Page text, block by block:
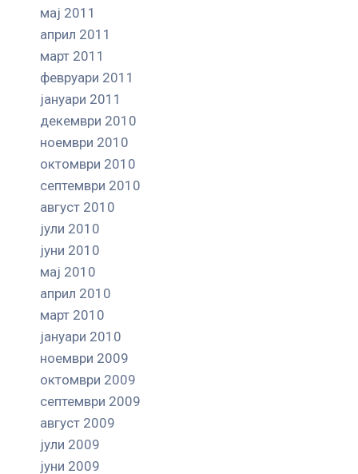
мај 2011
април 2011
март 2011
февруари 2011
јануари 2011
декември 2010
ноември 2010
октомври 2010
септември 2010
август 2010
јули 2010
јуни 2010
мај 2010
април 2010
март 2010
јануари 2010
ноември 2009
октомври 2009
септември 2009
август 2009
јули 2009
јуни 2009